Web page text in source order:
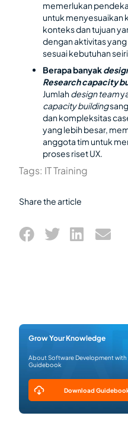
memerlukan
untuk menyesuaikan
konteks dan tujuan
dengan aktivitas
sesuai kebutuhan
Berapa banyak
Research capacity
Jumlahdesign team
capacity building
dan kompleksitas
yang lebih besar,
anggota tim untuk
proses riset UX.
Tags: IT Training
Share the article
Grow Your Knowledge
About Software Development with
Guidebook
Download